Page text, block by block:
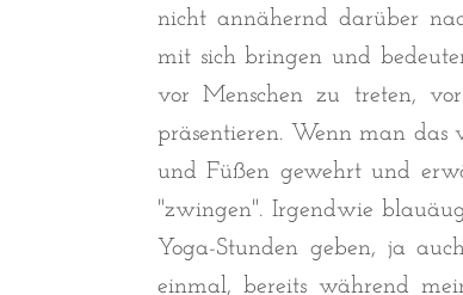
nicht annähernd darüber
mit sich bringen und
vor Menschen zu treten,
präsentieren. Wenn man
und Füßen gewehrt und
"zwingen". Irgendwie
Yoga-Stunden geben, ja
einmal, bereits während